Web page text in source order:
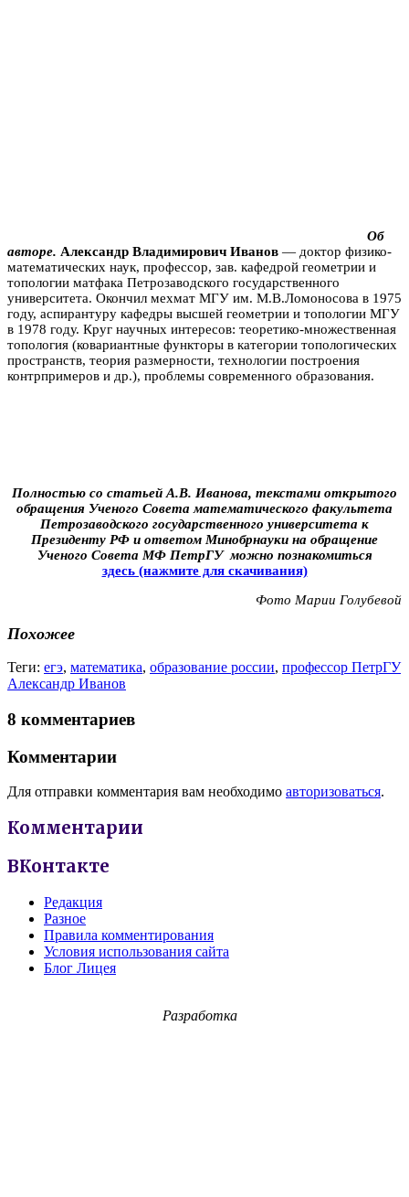
Об
авторе. Александр Владимирович Иванов — доктор физико-
математических наук, профессор, зав. кафедрой геометрии и
топологии матфака Петрозаводского государственного
университета. Окончил мехмат МГУ им. М.В.Ломоносова в 1975
году, аспирантуру кафедры высшей геометрии и топологии МГУ
в 1978 году. Круг научных интересов: теоретико-множественная
топология (ковариантные функторы в категории топологических
пространств, теория размерности, технологии построения
контрпримеров и др.), проблемы современного образования.
Полностью со статьей А.В. Иванова, текстами открытого
обращения Ученого Совета математического факультета
Петрозаводского государственного университета к
Президенту РФ и ответом Минобрнауки на обращение
Ученого Совета МФ ПетрГУ можно познакомиться
здесь (нажмите для скачивания)
Фото Марии Голубевой
Похожее
Теги: егэ, математика, образование россии, профессор ПетрГУ
Александр Иванов
8 комментариев
Комментарии
Для отправки комментария вам необходимо авторизоваться.
Комментарии
ВКонтакте
Редакция
Разное
Правила комментирования
Условия использования сайта
Блог Лицея
Разработка